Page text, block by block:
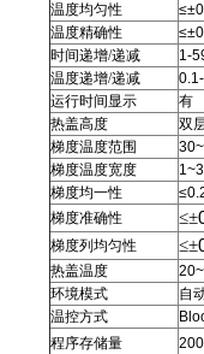
温度均匀性
温度精确性
时间递增/递减
1-
温度递增/递减
运行时间显示
有
热盖高度
双
梯度温度范围
梯度温度宽度
梯度均一性
梯度准确性
≤±
梯度列均匀性 ≤±
热盖温度
环境模式
自
温控方式
程序存储量